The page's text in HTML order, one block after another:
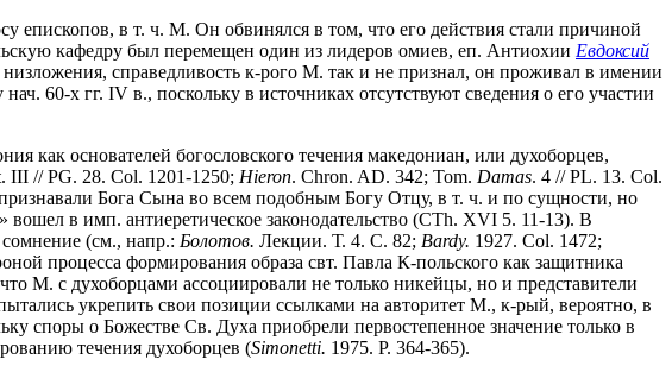
в т. ч. М. Он обвинялся в том, что его действия стали причиной
кафедру был перемещен один из лидеров омиев, еп. Антиохии Евдоксий
справедливость к-рого М. так и не признал, он проживал в имении
60-х гг. IV в., поскольку в источниках отсутствуют сведения о его участии
как основателей богословского течения македониан, или духоборцев,
III // PG. 28. Col. 1201-1250; Hieron. Chron. AD. 342; Tom. Damas. 4 // PL. 13. Col.
Бога Сына во всем подобным Богу Отцу, в т. ч. и по сущности, но
в имп. антиеретическое законодательство (CTh. XVI 5. 11-13). В
(cм., напр.: Болотов. Лекции. Т. 4. С. 82; Bardy. 1927. Col. 1472;
процесса формирования образа свт. Павла К-польского как защитника
М. с духоборцами ассоциировали не только никейцы, но и представители
укрепить свои позиции ссылками на авторитет М., к-рый, вероятно, в
споры о Божестве Св. Духа приобрели первостепенное значение только в
течения духоборцев (Simonetti. 1975. P. 364-365).